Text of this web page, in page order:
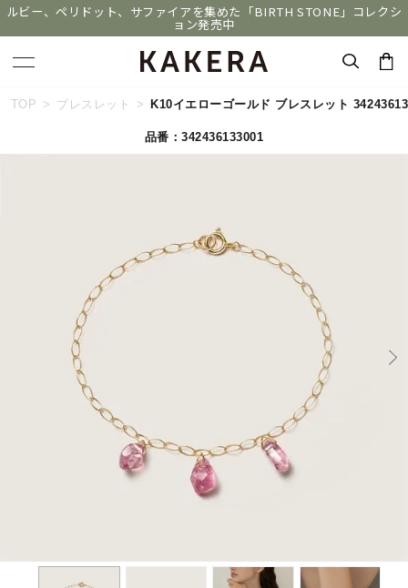
ルビー、ペリドット、サファイアを集めた「BIRTH STONE」コレクシ
ョン発売中
キーワードで検索する
#くまのプーさん
KAKERA
カテゴリー すべてのジュエリー
誕生石
TOP ブレスレット K10イエローゴールド ブレスレット
品番：342436133001